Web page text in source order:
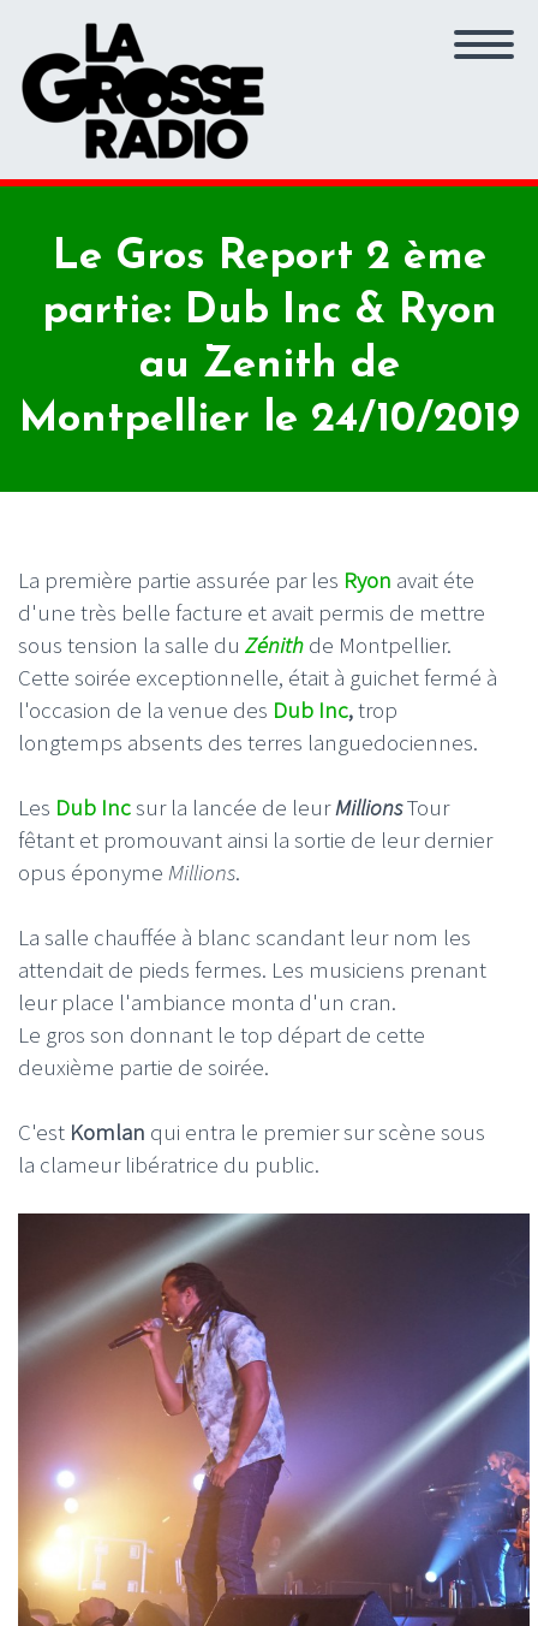
Le Gros Report 2 ème
partie: Dub Inc & Ryon
au Zenith de
Montpellier le 24/10/2019
La première partie assurée par les Ryon avait éte
d'une très belle facture et avait permis de mettre
sous tension la salle du Zénith de Montpellier.
Cette soirée exceptionnelle, était à guichet fermé à
l'occasion de la venue des Dub Inc,trop
longtemps absents des terres languedociennes.
Les Dub Incsur la lancée de leurMillionsTour
fêtant et promouvant ainsi la sortie de leur dernier
opus éponyme Millions.
La salle chauffée à blanc scandant leur nom les
attendait de pieds fermes. Les musiciens prenant
leur place l'ambiance monta d'un cran.
Le gros son donnant le top départ de cette
deuxième partie de soirée.
C'est Komlan qui entra le premier sur scène sous
la clameur libératrice du public.